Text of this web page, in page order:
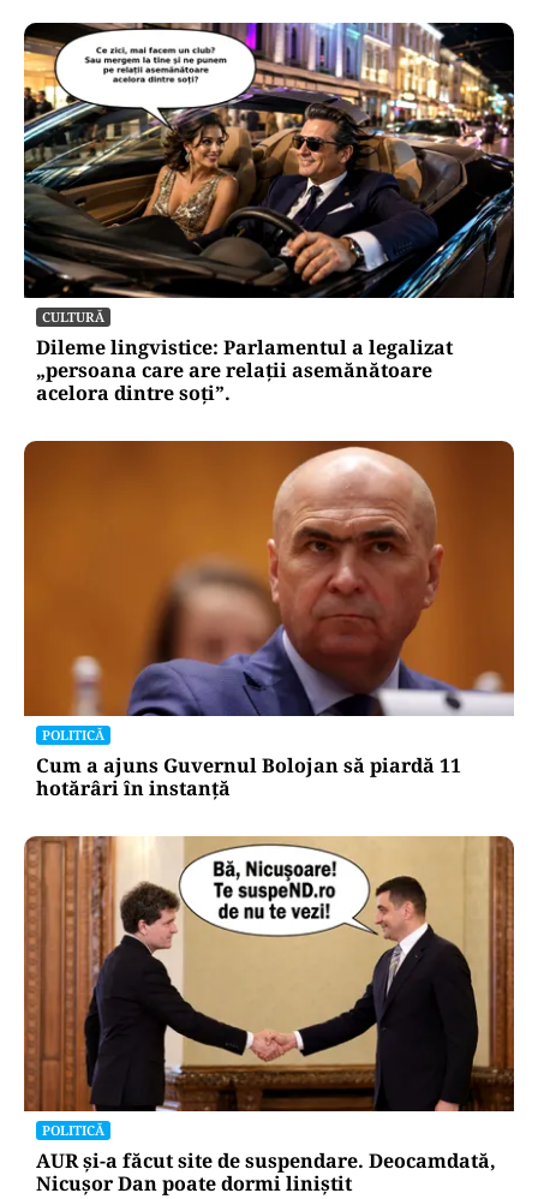
CULTURĂ
Dileme lingvistice: Parlamentul a legalizat
„persoana care are relații asemănătoare
acelora dintre soți”.
POLITICĂ
Cum a ajuns Guvernul Bolojan să piardă 11
hotărâri în instanță
POLITICĂ
AUR și-a făcut site de suspendare. Deocamdată,
Nicușor Dan poate dormi liniștit